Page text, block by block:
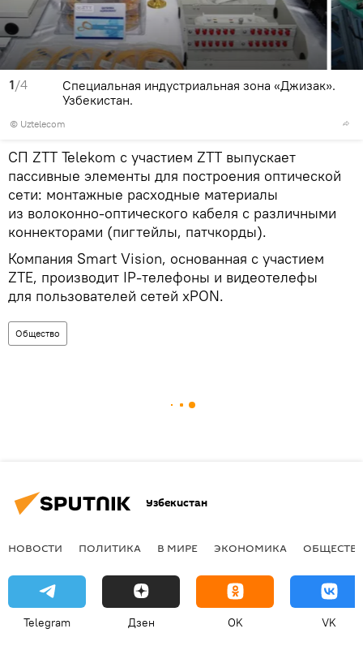
1/4
© Uztelecom
Специальная индустриальная зона «Джизак».
Узбекистан.
СП ZTT Telekom с участием ZTT выпускает
пассивные элементы для построения оптической
сети: монтажные расходные материалы
из волоконно-оптического кабеля с различными
коннекторами (пигтейлы, патчкорды).
Компания Smart Vision, основанная с участием
ZTE, производит IP-телефоны и видеотелефы
для пользователей сетей xPON.
Общество
Узбекистан
НОВОСТИ ПОЛИТИКА В МИРЕ ЭКОНОМИКА
Telegram Дзен OK VK